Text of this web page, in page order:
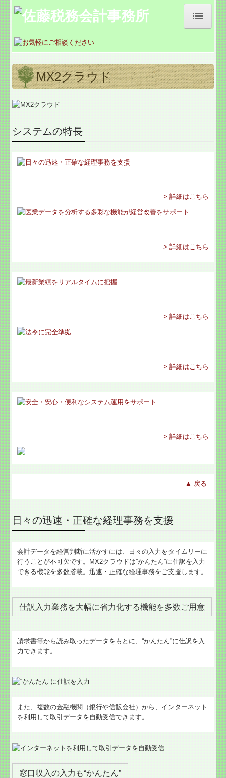
佐藤税務会計事務所
事務所紹介
経営理念
交通案内
業務案内
TKCシステムQ&A
お問合せ
リンク集
MX2クラウド
システムの特長
> 詳細はこちら
> 詳細はこちら
> 詳細はこちら
> 詳細はこちら
> 詳細はこちら
▲ 戻る
日々の迅速・正確な経理事務を支援
会計データを経営判断に活かすには、日々の入力をタイムリーに
行うことが不可欠です。MX2クラウドは”かんたん”に仕訳を入力
できる機能を多数搭載。迅速・正確な経理事務をご支援します。
仕訳入力業務を大幅に省力化する機能を多数ご用意
請求書等から読み取ったデータをもとに、“かんたん”に仕訳を入
力できます。
また、複数の金融機関（銀行や信販会社）から、インターネット
を利用して取引データを自動受信できます。
窓口収入の入力も“かんたん”